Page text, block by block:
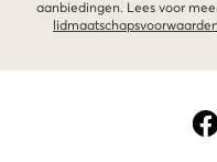
aanbiedingen. Lees voor